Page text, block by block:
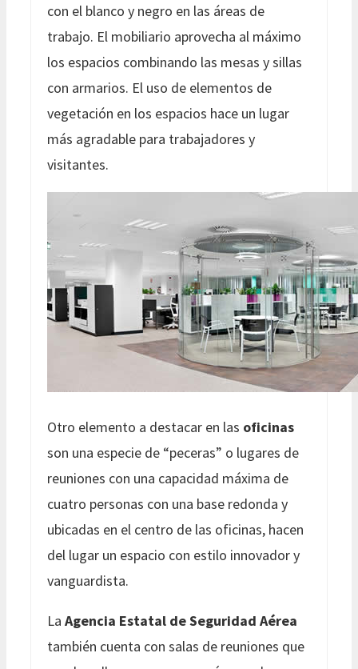
con el blanco y negro en las áreas de
trabajo. El mobiliario aprovecha al máximo
los espacios combinando las mesas y sillas
con armarios. El uso de elementos de
vegetación en los espacios hace un lugar
más agradable para trabajadores y
visitantes.
Otro elemento a destacar en las oficinas
son una especie de “peceras” o lugares de
reuniones con una capacidad máxima de
cuatro personas con una base redonda y
ubicadas en el centro de las oficinas, hacen
del lugar un espacio con estilo innovador y
vanguardista.
La Agencia Estatal de Seguridad Aérea
también cuenta con salas de reuniones que